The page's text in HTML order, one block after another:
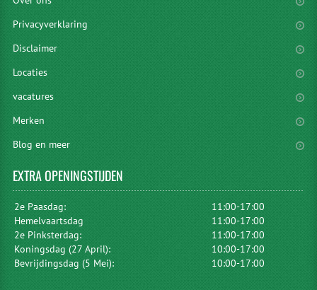
Privacyverklaring
Disclaimer
Locaties
vacatures
Merken
Blog en meer
EXTRAOPENINGSTIJDEN
2e Paasdag:
11:00-17:00
Hemelvaartsdag
11:00-17:00
2e Pinksterdag:
11:00-17:00
Koningsdag (27 April):
10:00-17:00
Bevrijdingsdag (5 Mei):
10:00-17:00